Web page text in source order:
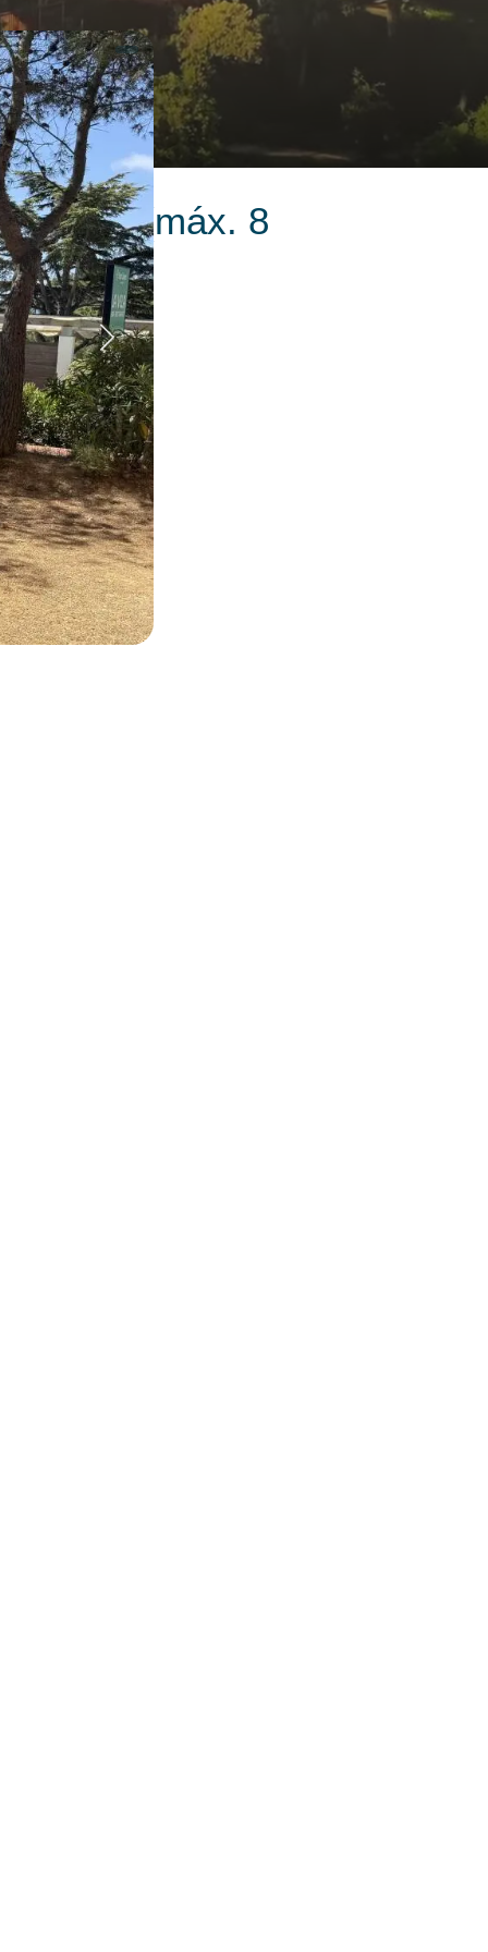
(máx. 8